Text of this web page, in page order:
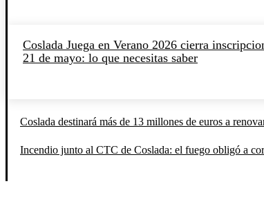
Coslada Juega en Verano 2026 cierra
21 de mayo: lo que necesitas saber
Coslada destinará más de 13 millones de euros a
Incendio junto al CTC de Coslada: el fuego obligó a